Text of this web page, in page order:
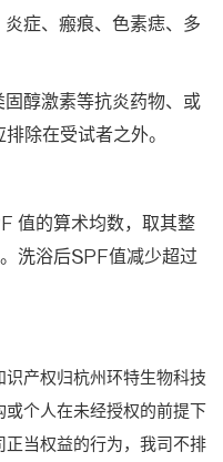
症、瘢痕、色素痣、多
醇激素等抗炎药物、或
除在受试者之外。
值的算术均数，取其整
洗浴后SPF值减少超过
产权归杭州环特生物科技
个人在未经授权的前提下
当权益的行为，我司不排